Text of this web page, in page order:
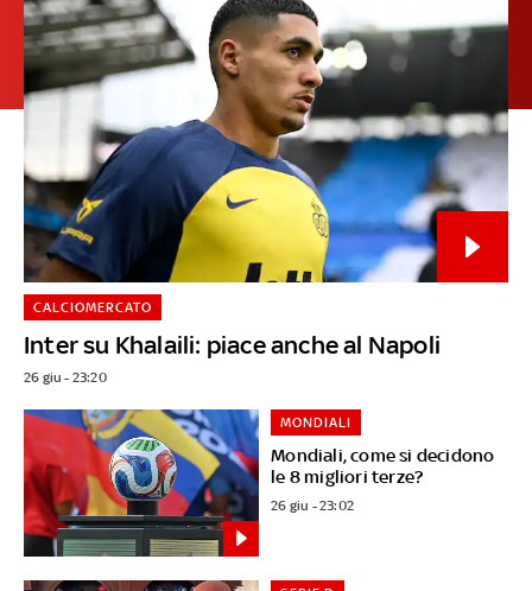
Inter su Khalaili: piace anche al Napoli
CALCIOMERCATO
26 giu - 23:20
Mondiali, come si decidono
le 8 migliori terze?
MONDIALI
26 giu - 23:02